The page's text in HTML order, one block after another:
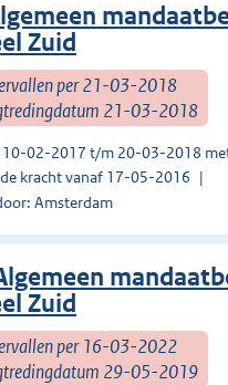
Zuid
per 21-03-2018
21-03-2018
10-02-2017 t/m 20-03-2018
kracht vanaf 17-05-2016
Amsterdam
Zuid
per 16-03-2022
29-05-2019